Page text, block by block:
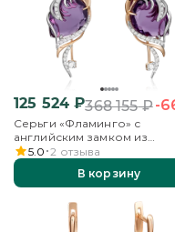
125 524 ₽368 155₽-
Серьги «Фламинго» с
английским замком из
красного золота с
бесцветными топазами и
эмалью
5.0 2 отзыва
В корзину